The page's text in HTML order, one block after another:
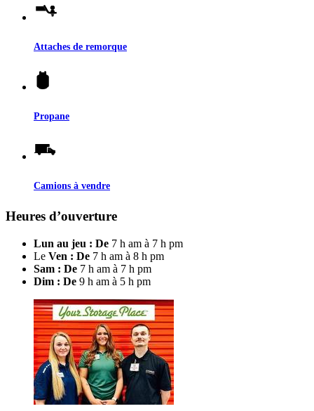
Attaches de remorque
Propane
Camions à vendre
Heures d’ouverture
Lun au jeu : De 7 h am à 7 h pm
Le Ven : De 7 h am à 8 h pm
Sam : De 7 h am à 7 h pm
Dim : De 9 h am à 5 h pm